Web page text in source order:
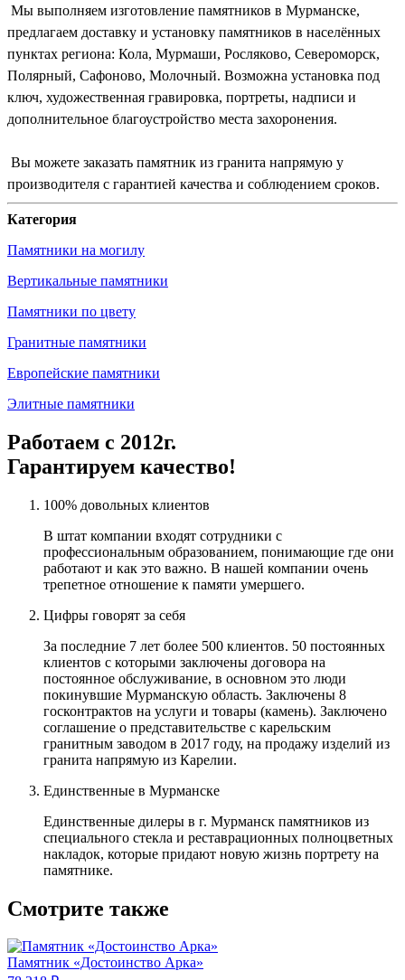
Мы выполняем изготовление памятников в Мурманске,
предлагаем доставку и установку памятников в населённых
пунктах региона: Кола, Мурмаши, Росляково, Североморск,
Полярный, Сафоново, Молочный. Возможна установка под
ключ, художественная гравировка, портреты, надписи и
дополнительное благоустройство места захоронения.
Вы можете заказать памятник из гранита напрямую у
производителя с гарантией качества и соблюдением сроков.
Категория
Памятники на могилу
Вертикальные памятники
Памятники по цвету
Гранитные памятники
Европейские памятники
Элитные памятники
Работаем с 2012г.
Гарантируем качество!
100% довольных клиентов
В штат компании входят сотрудники с
профессиональным образованием, понимающие где они
работают и как это важно. В нашей компании очень
трепетное отношение к памяти умершего.
Цифры говорят за себя
За последние 7 лет более 500 клиентов. 50 постоянных
клиентов с которыми заключены договора на
постоянное обслуживание, в основном это люди
покинувшие Мурманскую область. Заключены 8
госконтрактов на услуги и товары (камень). Заключено
соглашение о представительстве с карельским
гранитным заводом в 2017 году, на продажу изделий из
гранита напрямую из Карелии.
Единственные в Мурманске
Единственные дилеры в г. Мурманск памятников из
специального стекла и реставрационных полноцветных
накладок, которые придают новую жизнь портрету на
памятнике.
Смотрите также
Памятник «Достоинство Арка»